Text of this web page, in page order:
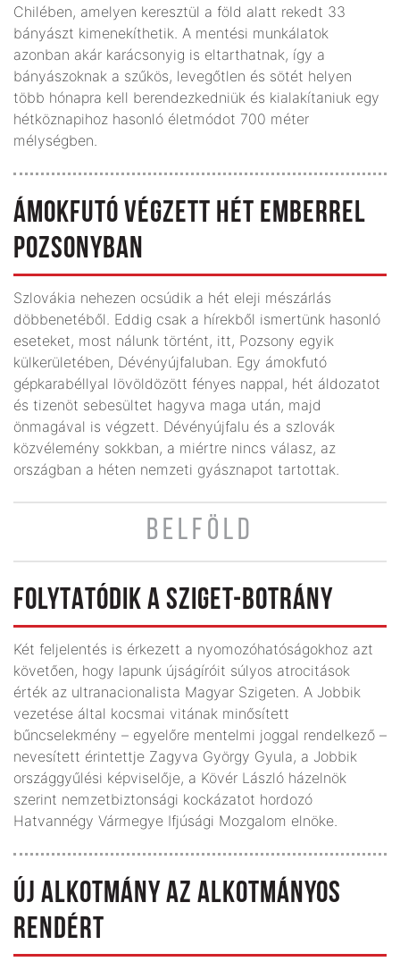
Chilében, amelyen keresztül a föld alatt rekedt 33
bányászt kimenekíthetik. A mentési munkálatok
azonban akár karácsonyig is eltarthatnak, így a
bányászoknak a szűkös, levegőtlen és sötét helyen
több hónapra kell berendezkedniük és kialakítaniuk egy
hétköznapihoz hasonló életmódot 700 méter
mélységben.
ÁMOKFUTÓ VÉGZETT HÉT EMBERREL
POZSONYBAN
Szlovákia nehezen ocsúdik a hét eleji mészárlás
döbbenetéből. Eddig csak a hírekből ismertünk hasonló
eseteket, most nálunk történt, itt, Pozsony egyik
külkerületében, Dévényújfaluban. Egy ámokfutó
gépkarabéllyal lövöldözött fényes nappal, hét áldozatot
és tizenöt sebesültet hagyva maga után, majd
önmagával is végzett. Dévényújfalu és a szlovák
közvélemény sokkban, a miértre nincs válasz, az
országban a héten nemzeti gyásznapot tartottak.
BELFÖLD
FOLYTATÓDIK A SZIGET-BOTRÁNY
Két feljelentés is érkezett a nyomozóhatóságokhoz azt
követően, hogy lapunk újságíróit súlyos atrocitások
érték az ultranacionalista Magyar Szigeten. A Jobbik
vezetése által kocsmai vitának minősített
bűncselekmény – egyelőre mentelmi joggal rendelkező –
nevesített érintettje Zagyva György Gyula, a Jobbik
országgyűlési képviselője, a Kövér László házelnök
szerint nemzetbiztonsági kockázatot hordozó
Hatvannégy Vármegye Ifjúsági Mozgalom elnöke.
ÚJ ALKOTMÁNY AZ ALKOTMÁNYOS
RENDÉRT